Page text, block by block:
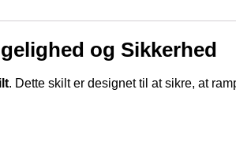
og Sikkerhed
. Dette skilt er designet til at sikre, at